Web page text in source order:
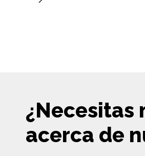
¿Necesitas
acerca de